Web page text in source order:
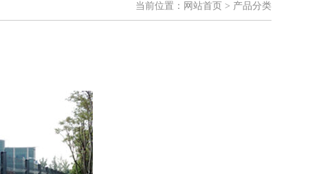
当前位置： 网站首页 > 产品分类